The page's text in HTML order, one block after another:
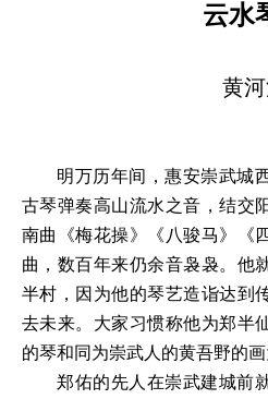
云水
黄
明万历年间，惠安崇武城
古琴弹奏高山流水之音，结交
南曲《梅花操》《八骏马》《
曲，数百年来仍余音袅袅。他
半村，因为他的琴艺造诣达到
去未来。大家习惯称他为郑半
的琴和同为崇武人的黄吾野的画
郑佑的先人在崇武建城前